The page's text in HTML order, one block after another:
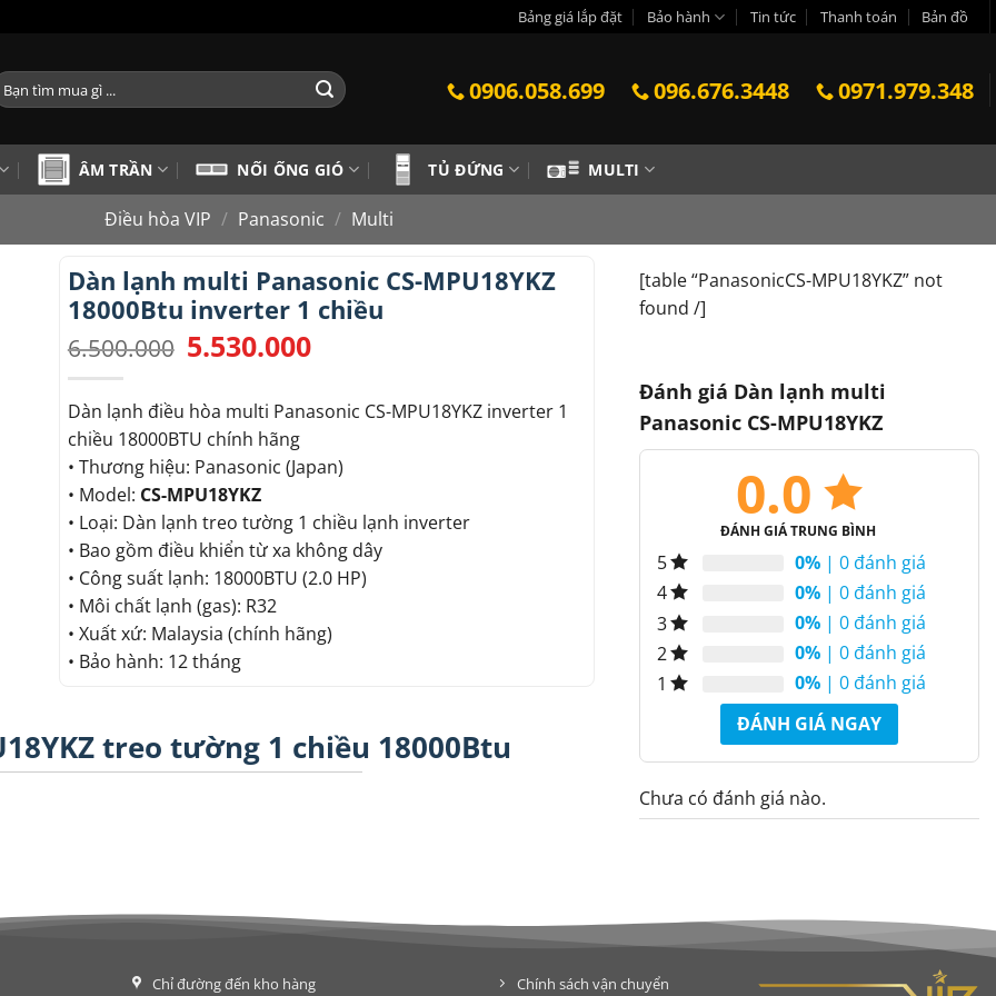
Bảng giá lắp đặt Bảo hành Tin tức Thanh toán Bản đồ
0906.058.699 096.676.3448 0971.979.348
ÂM TRẦN NỐI ỐNG GIÓ TỦ ĐỨNG MULTI
Điều hòa VIP / Panasonic / Multi
Dàn lạnh multi Panasonic CS-MPU18YKZ
18000Btu inverter 1 chiều
6.500.000 Giá
gốc
6.500.000.
5.530.000
là:
Dàn lạnh điều hòa multi Panasonic CS-MPU18YKZ inverter 1
chiều 18000BTU chính hãng
• Thương hiệu: Panasonic (Japan)
• Model: CS-MPU18YKZ
• Loại: Dàn lạnh treo tường 1 chiều lạnh inverter
• Bao gồm điều khiển từ xa không dây
• Công suất lạnh: 18000BTU (2.0 HP)
• Môi chất lạnh (gas): R32
• Xuất xứ: Malaysia (chính hãng)
• Bảo hành: 12 tháng
treo tường 1 chiều 18000Btu
[table “PanasonicCS-MPU18YKZ” not
found /]
Đánh giá Dàn lạnh multi
Panasonic CS-MPU18YKZ
0.0
ĐÁNH GIÁ TRUNG BÌNH
5 0% | 0 đánh giá
4
0% | 0 đánh giá
3
0% | 0 đánh giá
2
0% | 0 đánh giá
1
0% | 0 đánh giá
ĐÁNH GIÁ NGAY
Chưa có đánh giá nào.
Chỉ đường đến kho hàng Chính sách vận chuyển